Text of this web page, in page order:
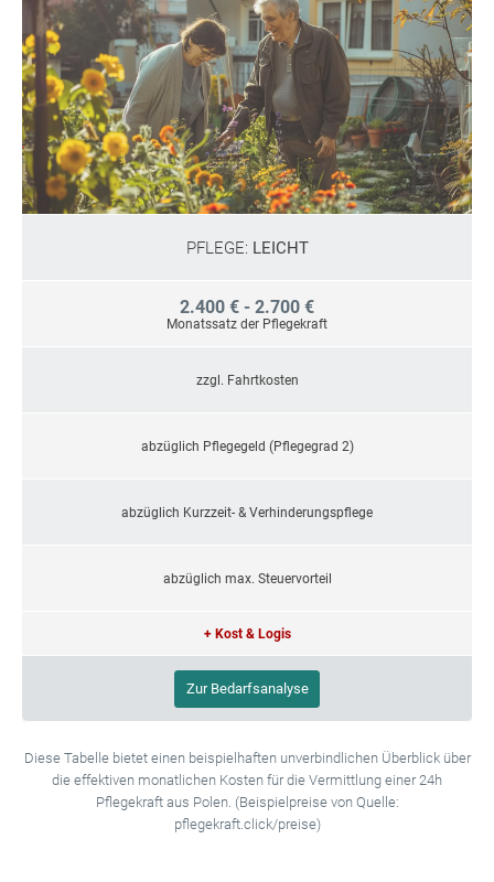
PFLEGE: LEICHT
2.400 € - 2.700 €
Monatssatz der Pflegekraft
zzgl. Fahrtkosten
abzüglich Pflegegeld (Pflegegrad 2)
abzüglich Kurzzeit- & Verhinderungspflege
abzüglich max. Steuervorteil
+ Kost & Logis
Zur Bedarfsanalyse
Diese Tabelle bietet einen beispielhaften unverbindlichen Überblick über
die effektiven monatlichen Kosten für die Vermittlung einer 24h
Pflegekraft aus Polen. (Beispielpreise von Quelle:
pflegekraft.click/preise)